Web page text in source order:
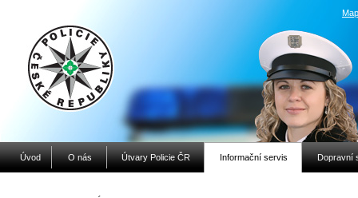
Úvod O nás Útvary Policie ČR Informační servis Dopravní